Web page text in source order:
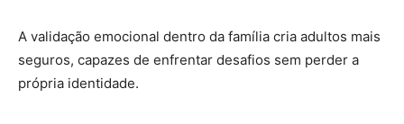
A validação emocional dentro da família cria adultos mais
seguros, capazes de enfrentar desafios sem perder a
própria identidade.